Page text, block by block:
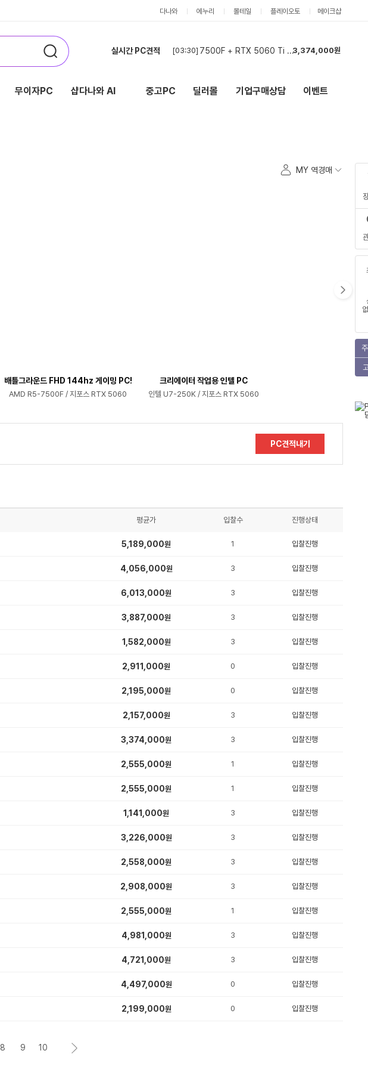
다나와 에누리 몰테일 플레이오토 메이크샵
실시간 PC견적 [03:30] 7500F + RTX 5060 Ti 견적3,374,000원
[11:58] 현금견적 부탁드려요
4,056,000원
2,195,000원
무이자PC 샵다나와 AI 중고PC 딜러몰 기업구매상담 이벤트
MY 역경매
배틀그라운드 FHD 144hz 게이밍 PC!
AMD R5-7500F / 지포스 RTX 5060
크리에이터 작업용 인텔 PC
인텔 U7-250K / 지포스 RTX 5060
PC견적내기
평균가 입찰수 진행상태
5,189,000원 1 입찰진행
4,056,000원 3 입찰진행
6,013,000원 3 입찰진행
3,887,000원 3 입찰진행
1,582,000원 3 입찰진행
2,911,000원 0 입찰진행
2,195,000원 0 입찰진행
2,157,000원 3 입찰진행
3,374,000원 3 입찰진행
2,555,000원 1 입찰진행
2,555,000원 1 입찰진행
1,141,000원 3 입찰진행
3,226,000원 3 입찰진행
2,558,000원 3 입찰진행
2,908,000원 3 입찰진행
2,555,000원 1 입찰진행
4,981,000원 3 입찰진행
4,721,000원 3 입찰진행
4,497,000원 0 입찰진행
2,199,000원 0 입찰진행
8 9 10